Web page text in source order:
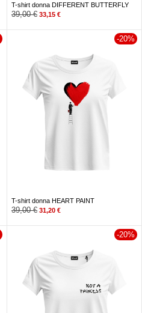
T-shirt donna DIFFERENT BUTTERFLY
39,00€ 33,15 €
-20%
T-shirt donna HEART PAINT
39,00€ 31,20 €
-20%